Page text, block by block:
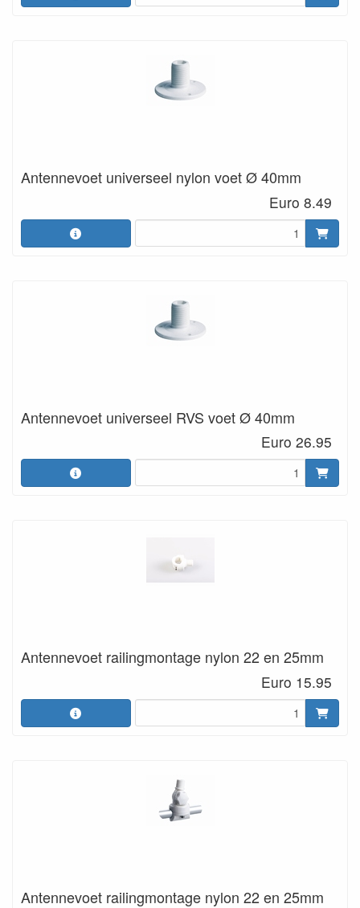
Antennevoet universeel nylon voet Ø 40mm
Euro 8.49
Antennevoet universeel RVS voet Ø 40mm
Euro 26.95
Antennevoet railingmontage nylon 22 en 25mm
Euro 15.95
Antennevoet railingmontage nylon 22 en 25mm